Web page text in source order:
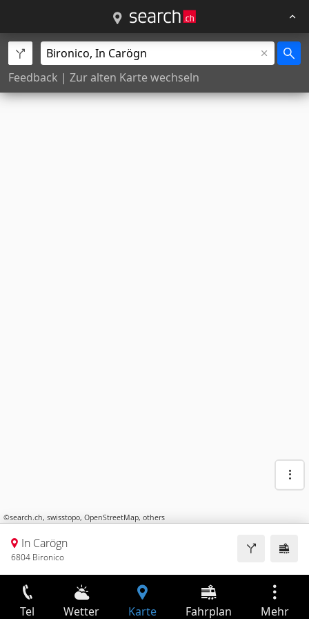
Feedback | Zur alten Karte wechseln
©search.ch, swisstopo, OpenStreetMap, others
In Carögn
6804 Bironico
Tel Wetter Karte Fahrplan Mehr